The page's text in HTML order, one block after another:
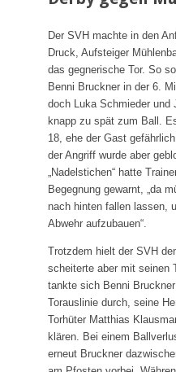
Zahlen-Fakten-Kontakte
SVH Chronik 1911 bis
Der SVH in der Presse
Das SVH Lied
Das SVH Mag und Team
SVH Legenden
Sponsoren
Mitgliedschaft
Satzung
Abteilungen
Aktive
Jugend
Alte Herren
Der SVH machte in den
Druck, Aufsteiger
das gegnerische Tor. So
Benni Bruckner in der 6.
doch Luka Schmieder und
knapp zu spät zum Ball.
18, ehe der Gast
der Angriff wurde aber
„Nadelstichen“ hatte
Begegnung gewarnt, „da
nach hinten fallen lassen,
Abwehr aufzubauen“.
Trotzdem hielt der SVH
scheiterte aber mit seinen
tankte sich Benni
Torauslinie durch, seine
Torhüter Matthias
klären. Bei einem
erneut Bruckner